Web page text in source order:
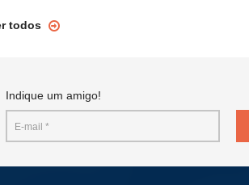
todos
Indique um amigo!